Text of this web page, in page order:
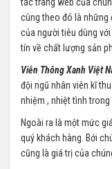
tác trang web của
cùng theo đó là những
của người tiêu dùng
tín về chất lượng sản
Viễn Thông Xanh Việt
đội ngũ nhân viên kĩ
nhiệm , nhiệt tình
Ngoài ra là một mức
quý khách hàng. Bới
cũng là giá trị của